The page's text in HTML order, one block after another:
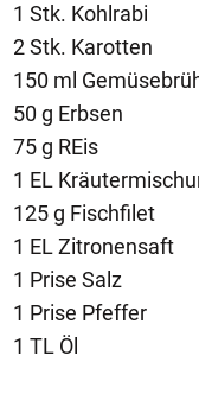
1 Stk. Kohlrabi
2 Stk. Karotten
150 ml
50 g Erbsen
75 g REis
1 EL
125 g Fischfilet
1 EL Zitronensaft
1 Prise Salz
1 Prise Pfeffer
1 TL Öl